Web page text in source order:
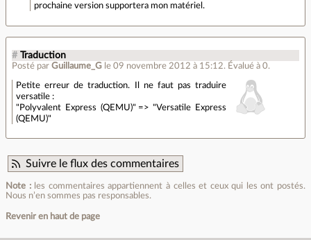
prochaine version supportera mon matériel.
# Traduction
Posté par Guillaume_G le 09 novembre 2012 à 15:12. Évalué à 0.
Petite erreur de traduction. Il ne faut pas traduire
versatile :
"Polyvalent Express (QEMU)" => "Versatile Express
(QEMU)"
Suivre le flux des commentaires
Note :les commentaires appartiennent à celles et ceux qui les ont postés.
Nous n’en sommes pas responsables.
Revenir en haut de page